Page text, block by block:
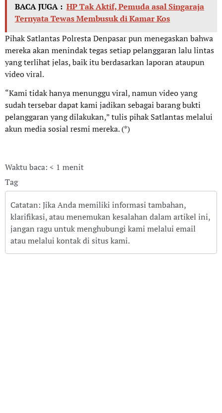
BACA JUGA : HP Tak Aktif, Pemuda asal Singaraja
Ternyata Tewas Membusuk di Kamar Kos
Pihak Satlantas Polresta Denpasar pun menegaskan bahwa
mereka akan menindak tegas setiap pelanggaran lalu lintas
yang terlihat jelas, baik itu berdasarkan laporan ataupun
video viral.
“Kami tidak hanya menunggu viral, namun video yang
sudah tersebar dapat kami jadikan sebagai barang bukti
pelanggaran yang dilakukan,” tulis pihak Satlantas melalui
akun media sosial resmi mereka. (*)
Waktu baca: < 1 menit
Tag
Catatan: Jika Anda memiliki informasi tambahan,
klarifikasi, atau menemukan kesalahan dalam artikel ini,
jangan ragu untuk menghubungi kami melalui email
atau melalui kontak di situs kami.